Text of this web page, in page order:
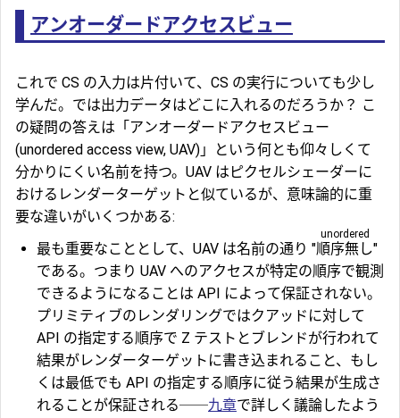
アンオーダードアクセスビュー
これで CS の入力は片付いて、CS の実行についても少し
学んだ。では出力データはどこに入れるのだろうか？ こ
の疑問の答えは「 アンオーダードアクセスビュー
(unordered access view, UAV)」という何とも仰々しくて
分かりにくい名前を持つ。UAV はピクセルシェーダーに
おけるレンダーターゲットと似ているが、意味論的に重
要な違いがいくつかある:
最も重要なこととして、UAV は名前の通り "順序無し
unordered
"
である。つまり UAV へのアクセスが特定の順序で観測
できるようになることは API によって保証されない。
プリミティブのレンダリングではクアッドに対して
API の指定する順序で Z テストとブレンドが行われて
結果がレンダーターゲットに書き込まれること、もし
くは最低でも API の指定する順序に従う結果が生成さ
れることが保証される──九章で詳しく議論したよう